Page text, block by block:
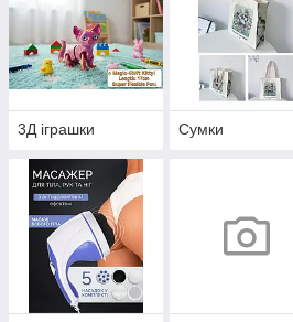
3Д іграшки Сумки